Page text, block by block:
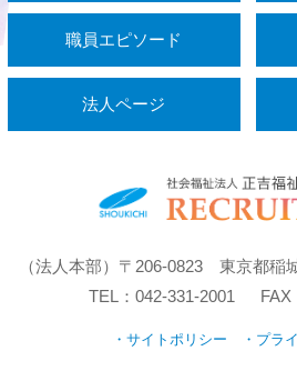
職員エピソード
法人ページ
（法人本部）〒206-0823 東京都稲
TEL：042-331-2001 FAX
・サイトポリシー ・プラ